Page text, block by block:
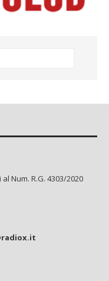
Num. R.G. 4303/2020